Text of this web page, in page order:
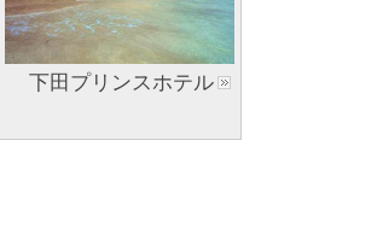
下田プリンスホテル